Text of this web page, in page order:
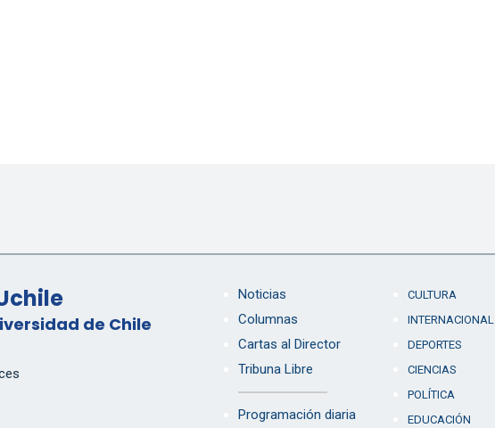
de Chile
Noticias
Columnas
Cartas al Director
Tribuna Libre
Programación diaria
CULTURA
INTERNACIONAL
DEPORTES
CIENCIAS
POLÍTICA
EDUCACIÓN